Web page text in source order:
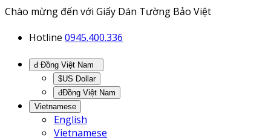
Chào mừng đến với Giấy Dán Tường Bảo Việt
Hotline 0945.400.336
$US Dollar
đĐồng Việt Nam
Vietnamese
English
Vietnamese